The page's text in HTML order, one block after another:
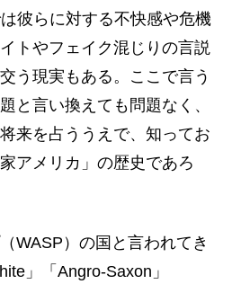
彼らに対する不快感や危機
トやフェイク混じりの言説
う現実もある。ここで言う
と言い換えても問題なく、
来を占ううえで、知ってお
アメリカ」の歴史であろ
WASP）の国と言われてき
」「Angro-Saxon」